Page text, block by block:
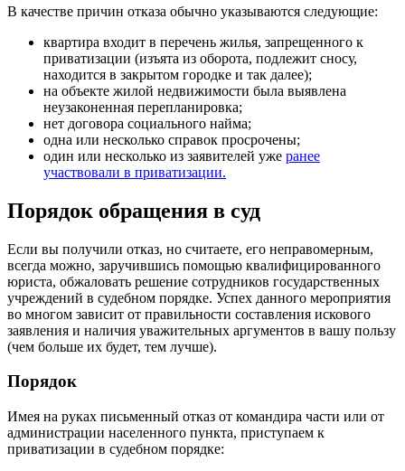
В качестве причин отказа обычно указываются следующие:
квартира входит в перечень жилья, запрещенного к
приватизации (изъята из оборота, подлежит сносу,
находится в закрытом городке и так далее);
на объекте жилой недвижимости была выявлена
неузаконенная перепланировка;
нет договора социального найма;
одна или несколько справок просрочены;
один или несколько из заявителей уже ранее
участвовали в приватизации.
Порядок обращения в суд
Если вы получили отказ, но считаете, его неправомерным,
всегда можно, заручившись помощью квалифицированного
юриста, обжаловать решение сотрудников государственных
учреждений в судебном порядке. Успех данного мероприятия
во многом зависит от правильности составления искового
заявления и наличия уважительных аргументов в вашу пользу
(чем больше их будет, тем лучше).
Порядок
Имея на руках письменный отказ от командира части или от
администрации населенного пункта, приступаем к
приватизации в судебном порядке: